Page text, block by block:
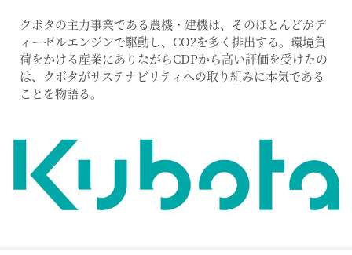
クボタの主力事業である農機・建機は、そのほとんどがデ
ィーゼルエンジンで駆動し、CO2を多く排出する。環境負
荷をかける産業にありながらCDPから高い評価を受けたの
は、クボタがサステナビリティへの取り組みに本気である
ことを物語る。